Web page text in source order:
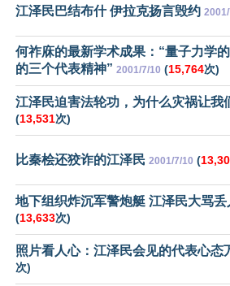
江泽民巴结布什 伊拉克扬言毁约
何祚庥的最新学术成果：“量子力学
的三个代表精神” 2001/7/10 (15,764次)
江泽民迫害法轮功，为什么灾祸让我
(13,531次)
比秦桧还狡诈的江泽民 2001/7/10 (
地下组织炸沉军警炮艇 江泽民大骂丢
(13,633次)
照片看人心：江泽民会见的代表心态
次)